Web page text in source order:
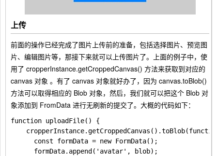
上传
前面的操作已经完成了图片上传前的准备，包括选择图片、预览图
片、编辑图片等，那接下来就可以上传图片了。上面的例子中，使
用了 cropperInstance.getCroppedCanvas() 方法来获取到对应的
canvas 对象 。有了 canvas 对象就好办了，因为 canvas.toBlob()
方法可以取得相应的 Blob 对象，然后，我们就可以把这个 Blob 对
象添加到 FromData 进行无刷新的提交了。大概的代码如下：
function uploadFile() {
      const formData = new FormData();
      formData.append('avatar', blob);